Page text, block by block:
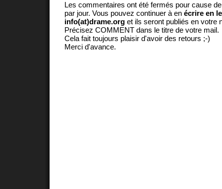
Les commentaires ont été fermés pour cause
par jour. Vous pouvez continuer à en écrire en
info(at)drame.org et ils seront publiés en votre
Précisez COMMENT dans le titre de votre mail.
Cela fait toujours plaisir d'avoir des retours ;-)
Merci d'avance.